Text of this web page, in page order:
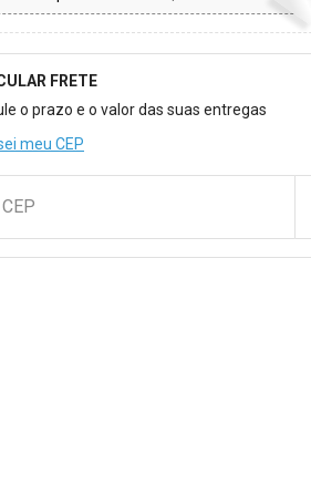
para Calcular o Frete
FRETE
o prazo e o valor das suas entregas
meu CEP